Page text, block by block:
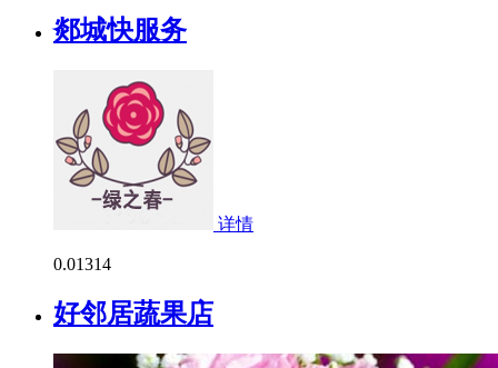
郯城快服务
详情
0.01314
好邻居蔬果店